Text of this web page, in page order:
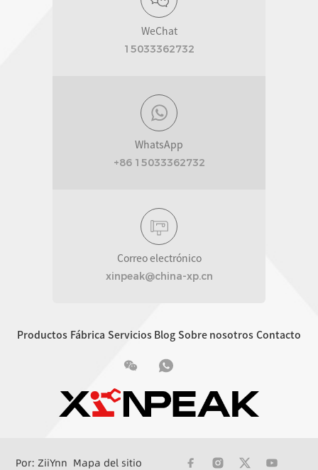
WeChat
15033362732
WhatsApp
+86 15033362732
Correo electrónico
xinpeak@china-xp.cn
Productos Fábrica Servicios Blog Sobre nosotros Contacto
Por: ZiiYnn Mapa del sitio